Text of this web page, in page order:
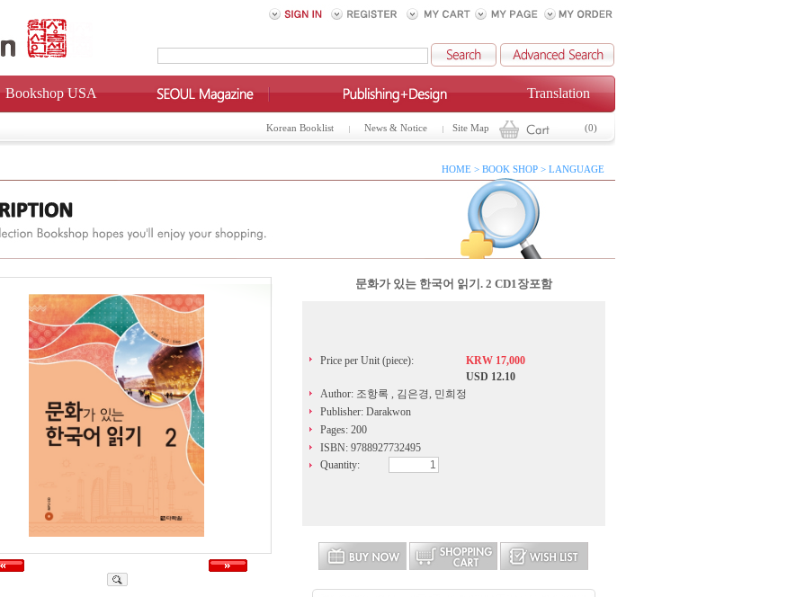
Bookshop USA Translation
Korean Booklist News & Notice Site Map (0)
HOME > BOOK SHOP > LANGUAGE
문화가 있는 한국어 읽기. 2 CD1장포함
Price per Unit (piece):
KRW 17,000
USD 12.10
Author: 조항록 , 김은경, 민희정
Publisher: Darakwon
Pages: 200
ISBN: 9788927732495
Quantity: